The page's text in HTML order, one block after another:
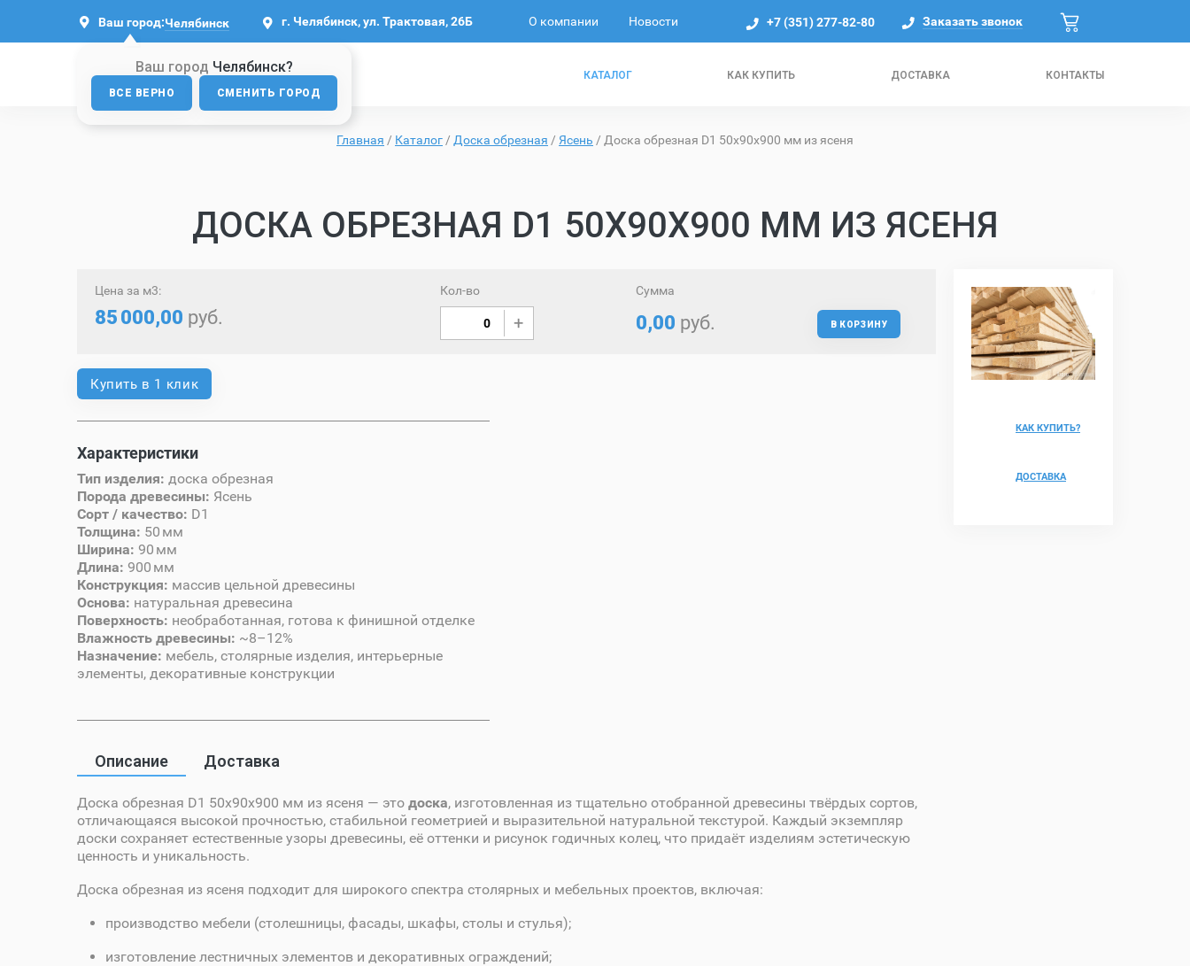
КАТАЛОГ КАК КУПИТЬ ДОСТАВКА КОНТАКТЫ
Ваш город:Челябинск
Ваш город Челябинск?
ВСЕ ВЕРНО СМЕНИТЬ ГОРОД
г. Челябинск, ул. Трактовая, 26Б О компании Новости +7 (351) 277-82-80 Заказать звонок
Главная / Каталог / Доска обрезная / Ясень / Доска обрезная D1 50х90х900 мм из ясеня
ДОСКА ОБРЕЗНАЯ D1 50Х90Х900 ММ ИЗ ЯСЕНЯ
Цена за м3:
85 000,00 руб.
Кол-во Сумма
0,00 руб. В КОРЗИНУ
Купить в 1 клик
Характеристики
Тип изделия: доска обрезная
Порода древесины: Ясень
Сорт / качество: D1
Толщина: 50 мм
Ширина: 90 мм
Длина: 900 мм
Конструкция: массив цельной древесины
Основа: натуральная древесина
Поверхность: необработанная, готова к финишной отделке
Влажность древесины: ~8–12%
Назначение: мебель, столярные изделия, интерьерные
элементы, декоративные конструкции
Описание Доставка
Доска обрезная D1 50х90х900 мм из ясеня — это доска, изготовленная из тщательно отобранной древесины твёрдых сортов,
отличающаяся высокой прочностью, стабильной геометрией и выразительной натуральной текстурой. Каждый экземпляр
доски сохраняет естественные узоры древесины, её оттенки и рисунок годичных колец, что придаёт изделиям эстетическую
ценность и уникальность.
Доска обрезная из ясеня подходит для широкого спектра столярных и мебельных проектов, включая:
производство мебели (столешницы, фасады, шкафы, столы и стулья);
изготовление лестничных элементов и декоративных ограждений;
КАК КУПИТЬ?
ДОСТАВКА